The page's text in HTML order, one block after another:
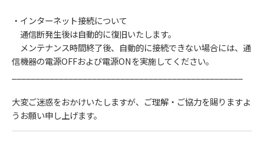
・インターネット接続について
通信断発生後は自動的に復旧いたします。
メンテナンス時間終了後、自動的に接続できない場合には、通
信機器の電源OFFおよび電源ONを実施してください。
大変ご迷惑をおかけいたしますが、ご理解・ご協力を賜りますよ
うお願い申し上げます。